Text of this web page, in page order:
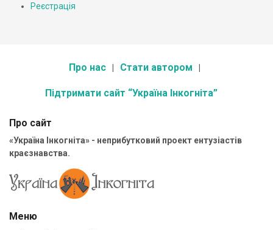
Реєстрація
Про нас Стати автором
Підтримати сайт “Україна Інкогніта”
Про сайт
«Україна Інкогніта» - неприбутковий проект ентузіастів
краєзнавства.
Меню